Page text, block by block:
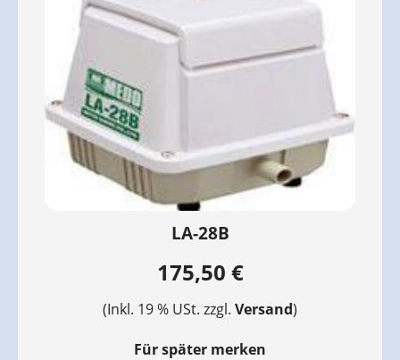
LA-28B
175,50 €
(Inkl. 19 % USt. zzgl. Versand)
Für später merken